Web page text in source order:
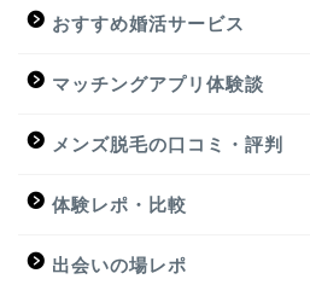
おすすめ婚活サービス
マッチングアプリ体験談
メンズ脱毛の口コミ・評判
体験レポ・比較
出会いの場レポ